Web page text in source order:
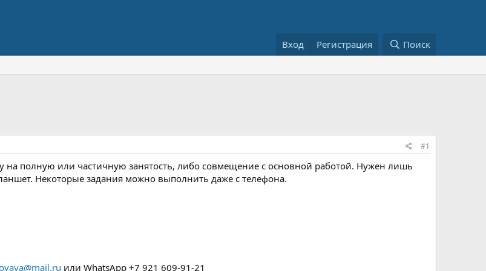
Вход Регистрация Поиск
#1
на полную или частичную занятость, либо совмещение с основной работой. Нужен лишь
Некоторые задания можно выполнить даже с телефона.
или WhatsApp +7 921 609-91-21